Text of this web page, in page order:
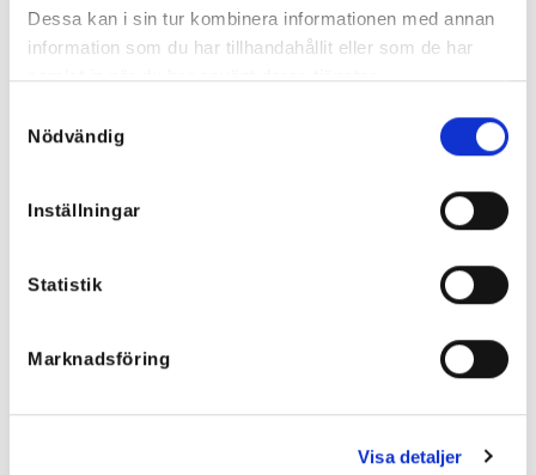
Dessa kan i sin tur kombinera informationen med annan
information som du har tillhandahållit eller som de har
samlat in när du har använt deras tjänster.
Nödvändig
Inställningar
Statistik
Marknadsföring
Visa detaljer